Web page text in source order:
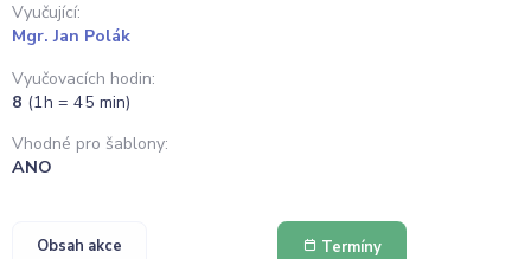
Vyučující:
Mgr. Jan Polák
Vyučovacích hodin:
8 (1h = 45 min)
Vhodné pro šablony:
ANO
Obsah akce Termíny